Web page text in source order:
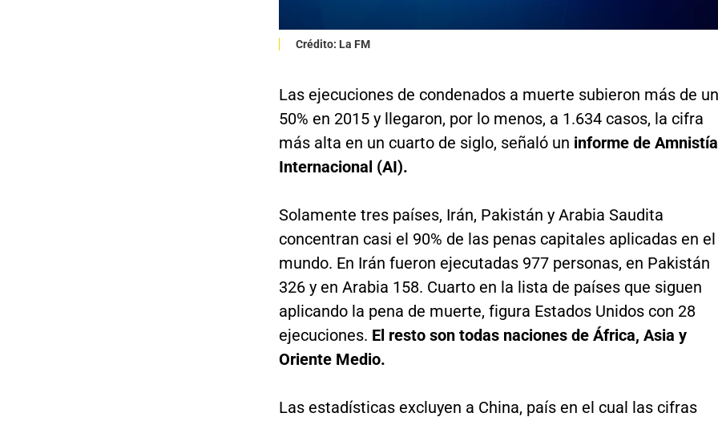
Crédito: La FM
Las ejecuciones de condenados a muerte subieron más de un
50% en 2015 y llegaron, por lo menos, a 1.634 casos, la cifra
más alta en un cuarto de siglo, señaló un informe de Amnistía
Internacional (AI).
Solamente tres países, Irán, Pakistán y Arabia Saudita
concentran casi el 90% de las penas capitales aplicadas en el
mundo. En Irán fueron ejecutadas 977 personas, en Pakistán
326 y en Arabia 158. Cuarto en la lista de países que siguen
aplicando la pena de muerte, figura Estados Unidos con 28
ejecuciones. El resto son todas naciones de África, Asia y
Oriente Medio.
Las estadísticas excluyen a China, país en el cual las cifras